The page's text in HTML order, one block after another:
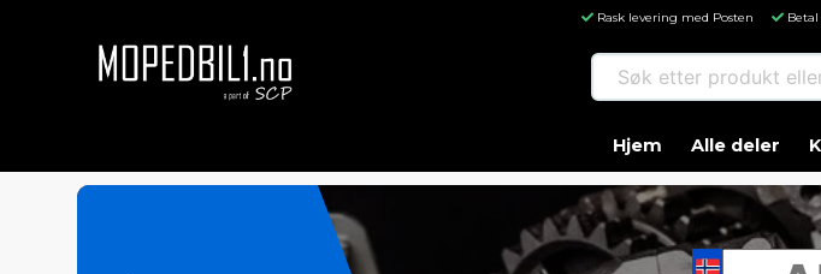
Rask levering med Posten
Søk etter produkt eller
Hjem Alle deler